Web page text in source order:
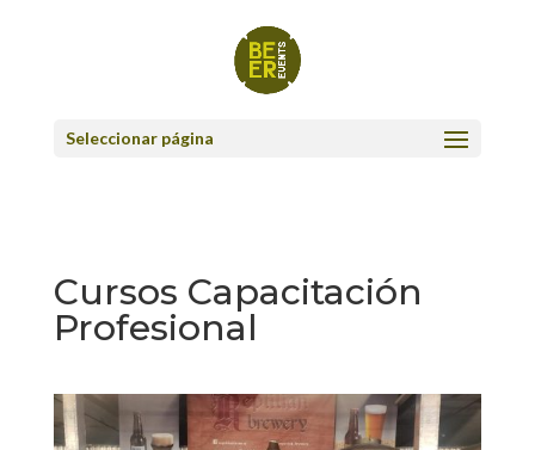
Seleccionar página
Cursos Capacitación
Profesional